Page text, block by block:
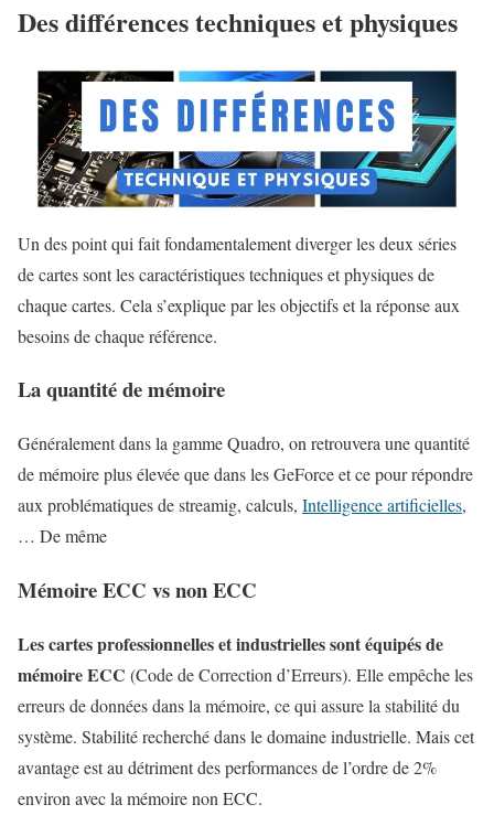
Des différences techniques et physiques
Un des point qui fait fondamentalement diverger les deux séries
de cartes sont les caractéristiques techniques et physiques de
chaque cartes. Cela s’explique par les objectifs et la réponse aux
besoins de chaque référence.
La quantité de mémoire
Généralement dans la gamme Quadro, on retrouvera une quantité
de mémoire plus élevée que dans les GeForce et ce pour répondre
aux problématiques de streamig, calculs, Intelligence artificielles,
… De même
Mémoire ECC vs non ECC
Les cartes professionnelles et industrielles sont équipés de
mémoire ECC (Code de Correction d’Erreurs). Elle empêche les
erreurs de données dans la mémoire, ce qui assure la stabilité du
système. Stabilité recherché dans le domaine industrielle. Mais cet
avantage est au détriment des performances de l’ordre de 2%
environ avec la mémoire non ECC.